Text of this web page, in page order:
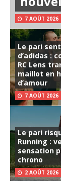
7 AOÛT 2026
Le pari
d’adidas :
RC Lens
maillot en
d’amour
7 AOÛT 2026
Le pari
Running :
sensation
chrono
2 AOÛT 2026